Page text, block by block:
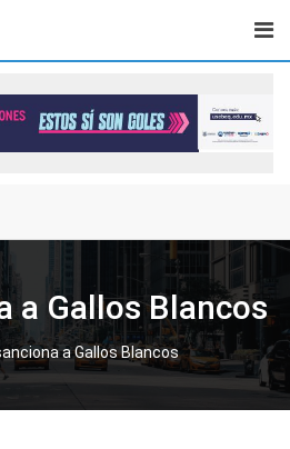
a Gallos Blancos
a Gallos Blancos